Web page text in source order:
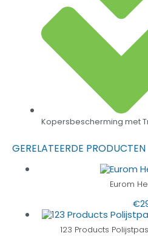
Kopersbescherming met
GERELATEERDE PRODUCTEN
Eurom
€
123 Products